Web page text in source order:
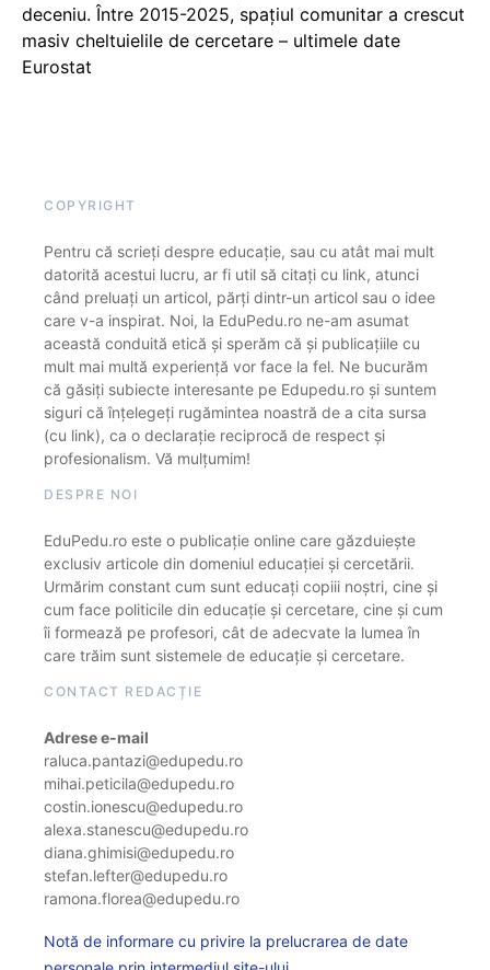
deceniu. Între 2015-2025, spațiul comunitar a crescut
masiv cheltuielile de cercetare – ultimele date
Eurostat
COPYRIGHT
Pentru că scrieți despre educație, sau cu atât mai mult
datorită acestui lucru, ar fi util să citați cu link, atunci
când preluați un articol, părți dintr-un articol sau o idee
care v-a inspirat. Noi, la EduPedu.ro ne-am asumat
această conduită etică și sperăm că și publicațiile cu
mult mai multă experiență vor face la fel. Ne bucurăm
că găsiți subiecte interesante pe Edupedu.ro și suntem
siguri că înțelegeți rugămintea noastră de a cita sursa
(cu link), ca o declarație reciprocă de respect și
profesionalism. Vă mulțumim!
DESPRE NOI
EduPedu.ro este o publicație online care găzduiește
exclusiv articole din domeniul educației și cercetării.
Urmărim constant cum sunt educați copiii noștri, cine și
cum face politicile din educație și cercetare, cine și cum
îi formează pe profesori, cât de adecvate la lumea în
care trăim sunt sistemele de educație și cercetare.
CONTACT REDACȚIE
Adrese e-mail
raluca.pantazi@edupedu.ro
mihai.peticila@edupedu.ro
costin.ionescu@edupedu.ro
alexa.stanescu@edupedu.ro
diana.ghimisi@edupedu.ro
stefan.lefter@edupedu.ro
ramona.florea@edupedu.ro
Notă de informare cu privire la prelucrarea de date